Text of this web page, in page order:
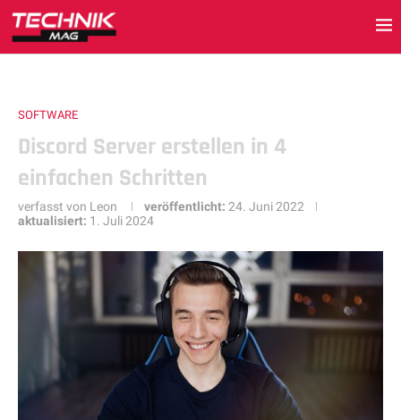
SOFTWARE
Discord Server erstellen in 4
einfachen Schritten
verfasst von Leon veröffentlicht: 24. Juni 2022
aktualisiert: 1. Juli 2024